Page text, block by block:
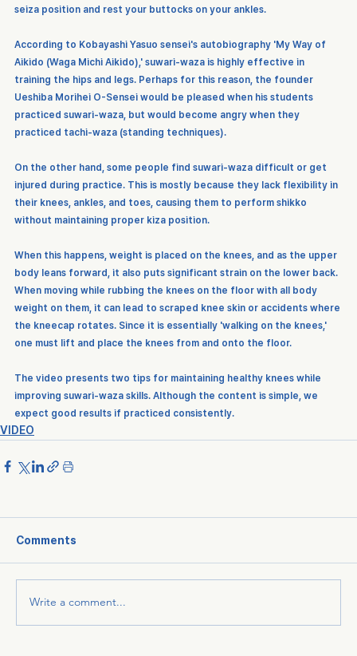
seiza position and rest your buttocks on your ankles.
According to Kobayashi Yasuo sensei's autobiography 'My Way of
Aikido (Waga Michi Aikido),' suwari-waza is highly effective in
training the hips and legs. Perhaps for this reason, the founder
Ueshiba Morihei O-Sensei would be pleased when his students
practiced suwari-waza, but would become angry when they
practiced tachi-waza (standing techniques).
On the other hand, some people find suwari-waza difficult or get
injured during practice. This is mostly because they lack flexibility in
their knees, ankles, and toes, causing them to perform shikko
without maintaining proper kiza position.
When this happens, weight is placed on the knees, and as the upper
body leans forward, it also puts significant strain on the lower back.
When moving while rubbing the knees on the floor with all body
weight on them, it can lead to scraped knee skin or accidents where
the kneecap rotates. Since it is essentially 'walking on the knees,'
one must lift and place the knees from and onto the floor.
The video presents two tips for maintaining healthy knees while
improving suwari-waza skills. Although the content is simple, we
expect good results if practiced consistently.
VIDEO
Comments
Write a comment...